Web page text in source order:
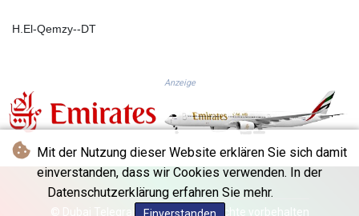
Mit der Nutzung dieser Website erklären Sie sich damit
einverstanden, dass wir Cookies verwenden. In der
Datenschutzerklärung erfahren Sie mehr.
LSL 18.793369
LVL 0.697118
LYD 7.344833
MAD 10.750192
MDL 20.047704
MKD 61.427977
H.El-Qemzy--DT
Anzeige
© Dubai Telegraph - 2026 - Alle Rechte vorbehalten